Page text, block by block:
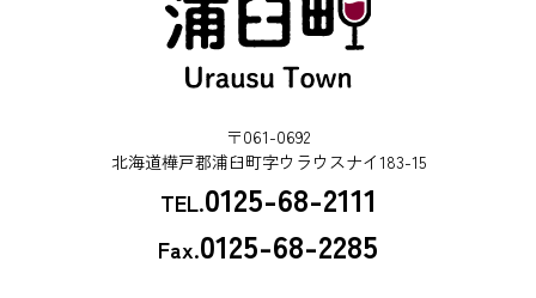
〒061-0692
北海道樺戸郡浦臼町字ウラウスナイ183-15
TEL.0125-68-2111
Fax.0125-68-2285